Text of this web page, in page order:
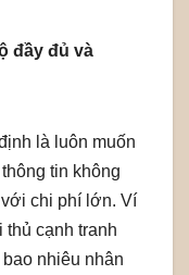
đầy đủ và
là luôn muốn
tin không
chi phí lớn. Ví
thủ cạnh tranh
nhiêu nhân